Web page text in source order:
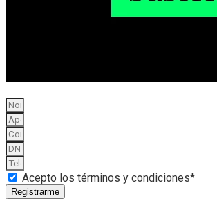
Acepto los términos y condiciones*
Registrarme